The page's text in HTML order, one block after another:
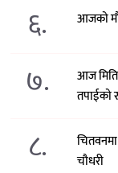
६. आजको
७.
आज
तपाईको
८.
चौधरी